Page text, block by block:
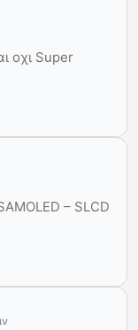
οχι Super
– SLCD